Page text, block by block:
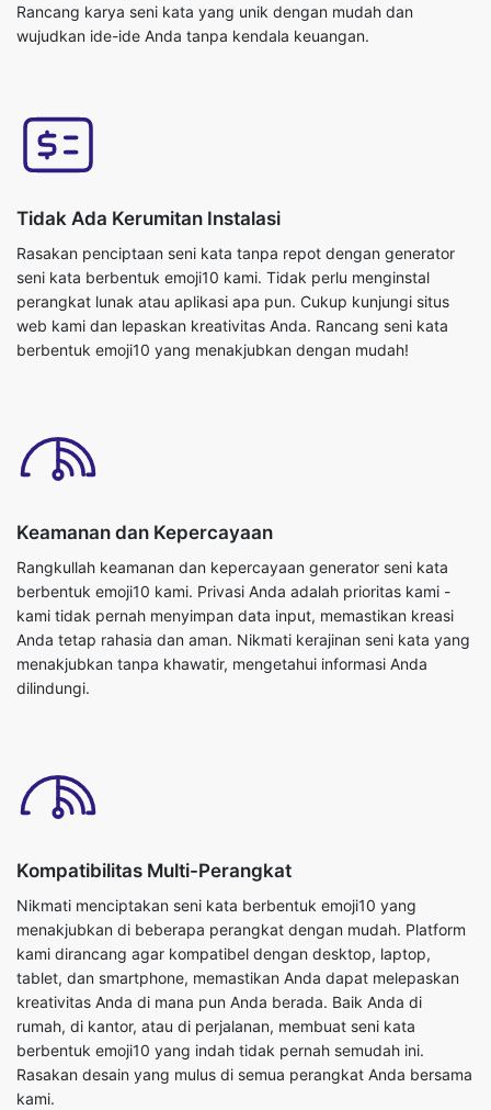
Rancang karya seni kata yang unik dengan mudah dan
wujudkan ide-ide Anda tanpa kendala keuangan.
Tidak Ada Kerumitan Instalasi
Rasakan penciptaan seni kata tanpa repot dengan generator
seni kata berbentuk emoji10 kami. Tidak perlu menginstal
perangkat lunak atau aplikasi apa pun. Cukup kunjungi situs
web kami dan lepaskan kreativitas Anda. Rancang seni kata
berbentuk emoji10 yang menakjubkan dengan mudah!
Keamanan dan Kepercayaan
Rangkullah keamanan dan kepercayaan generator seni kata
berbentuk emoji10 kami. Privasi Anda adalah prioritas kami -
kami tidak pernah menyimpan data input, memastikan kreasi
Anda tetap rahasia dan aman. Nikmati kerajinan seni kata yang
menakjubkan tanpa khawatir, mengetahui informasi Anda
dilindungi.
Kompatibilitas Multi-Perangkat
Nikmati menciptakan seni kata berbentuk emoji10 yang
menakjubkan di beberapa perangkat dengan mudah. Platform
kami dirancang agar kompatibel dengan desktop, laptop,
tablet, dan smartphone, memastikan Anda dapat melepaskan
kreativitas Anda di mana pun Anda berada. Baik Anda di
rumah, di kantor, atau di perjalanan, membuat seni kata
berbentuk emoji10 yang indah tidak pernah semudah ini.
Rasakan desain yang mulus di semua perangkat Anda bersama
kami.